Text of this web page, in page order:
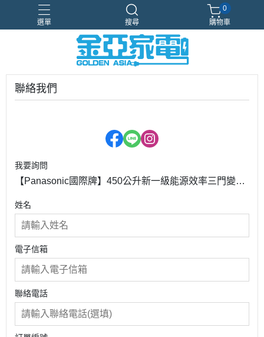
選單 搜尋
Samsung 新品上市 智慧冰箱 獨家設計 現場體驗
0
購物車
聯絡我們
我要詢問
【Panasonic國際牌】450公升新一級能源效率三門變頻
姓名
電子信箱
聯絡電話